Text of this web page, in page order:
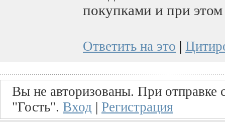
покупками и при
Ответить на это |
Вы не авторизованы. При отправке
"Гость". Вход | Регистрация